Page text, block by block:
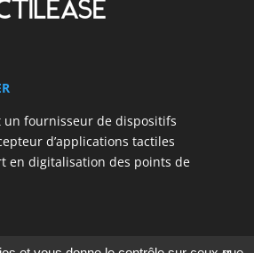
un fournisseur de dispositifs
d’applications tactiles
en digitalisation des points de